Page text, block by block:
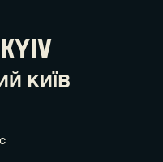
КИЇВ